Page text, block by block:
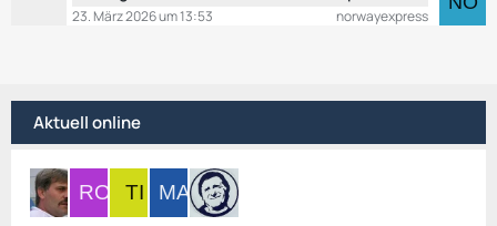
g
B
r
ä
g
e
e
e
B
e
i
norwayexpress
23. März 2026 um 13:53
Aktuell online